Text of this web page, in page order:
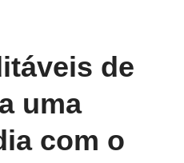
de
uma
com o